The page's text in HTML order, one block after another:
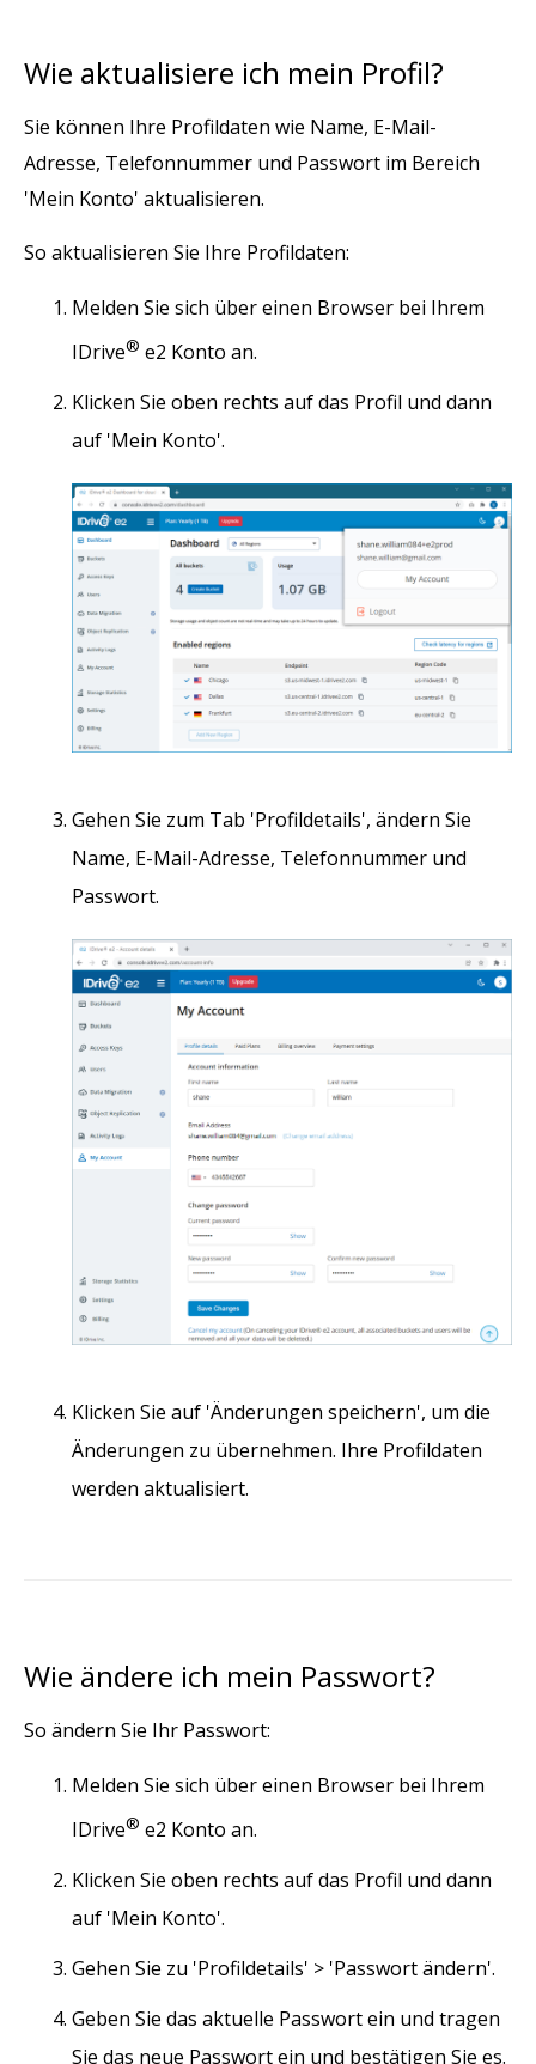
Wie aktualisiere ich mein Profil?
Sie können Ihre Profildaten wie Name, E-Mail-
Adresse, Telefonnummer und Passwort im Bereich
'Mein Konto' aktualisieren.
So aktualisieren Sie Ihre Profildaten:
Melden Sie sich über einen Browser bei Ihrem
IDrive® e2 Konto an.
Klicken Sie oben rechts auf das Profil und dann
auf 'Mein Konto'.
Gehen Sie zum Tab 'Profildetails', ändern Sie
Name, E-Mail-Adresse, Telefonnummer und
Passwort.
Klicken Sie auf 'Änderungen speichern', um die
Änderungen zu übernehmen. Ihre Profildaten
werden aktualisiert.
Wie ändere ich mein Passwort?
So ändern Sie Ihr Passwort:
Melden Sie sich über einen Browser bei Ihrem
IDrive® e2 Konto an.
Klicken Sie oben rechts auf das Profil und dann
auf 'Mein Konto'.
Gehen Sie zu 'Profildetails' > 'Passwort ändern'.
Geben Sie das aktuelle Passwort ein und tragen
Sie das neue Passwort ein und bestätigen Sie es.